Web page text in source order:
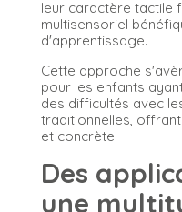
leur caractère tactile
multisensoriel
d'apprentissage.
Cette approche
pour les enfants
des difficultés avec
traditionnelles,
et concrète.
Des
une